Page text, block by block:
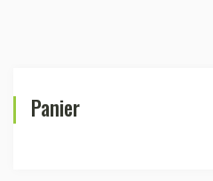
Panier